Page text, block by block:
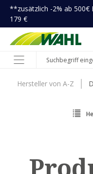
springen
**zusätzlich -2% ab 500€
179 €
Hersteller von A-Z